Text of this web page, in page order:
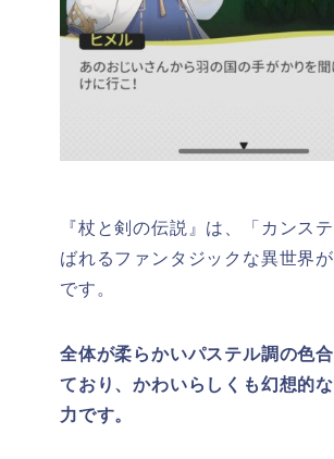
『杖と剣の伝説』は、「カンス
ばれるファンタジックな異世界
です。
全体が柔らかいパステル調の色
ており、かわいらしくも幻想的
力です。